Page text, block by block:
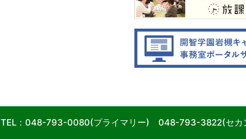
TEL：048-793-0080(プライマリー) 048-793-3822(セカ